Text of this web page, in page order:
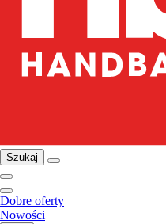
Szukaj
Dobre oferty
Nowości